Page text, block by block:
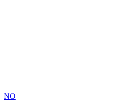
NO